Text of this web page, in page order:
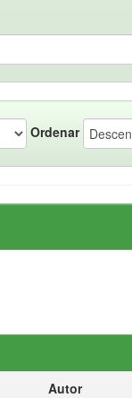
Ordenar
Autor